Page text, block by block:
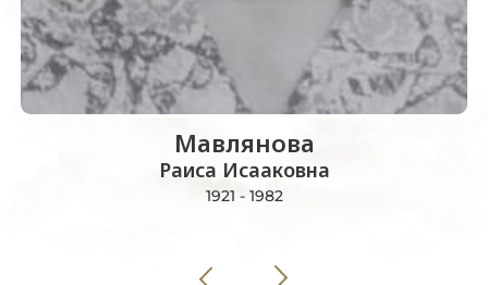
Мавлянова
Раиса Исааковна
1921 - 1982